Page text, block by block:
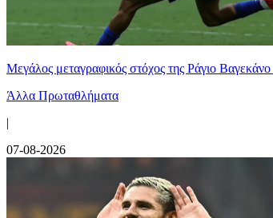
Μεγάλος μεταγραφικός στόχος της Ράγιο Βαγεκάνο
Άλλα Πρωταθλήματα
|
07-08-2026